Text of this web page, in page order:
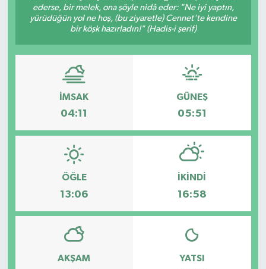
ederse, bir melek, ona şöyle nidâ eder: "Ne iyi yaptın,
yürüdüğün yol ne hoş, (bu ziyaretle) Cennet'te kendine
bir köşk hazırladın!" (Hadis-i şerif)
İMSAK
04:11
GÜNEŞ
05:51
ÖĞLE
13:06
İKINDI
16:58
AKŞAM YATSI